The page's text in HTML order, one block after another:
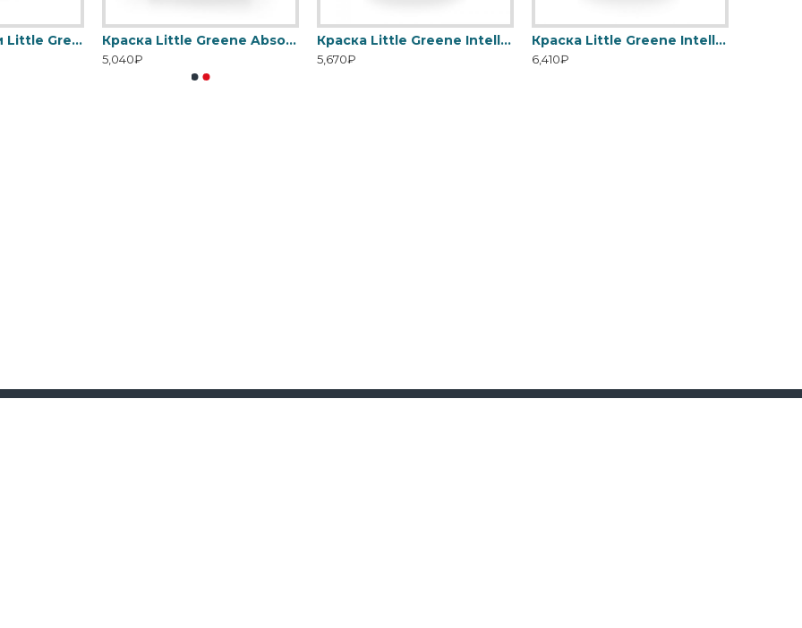
Пробник краски Little Greene Absolute Matt Emulsion 60 мл Краска Little Greene Absolute Matt Emulsion
5,040₽
Краска Little Greene Intelligent Matt Emulsion
5,670₽
Краска Little Greene Intelligent Satinwood
6,410₽